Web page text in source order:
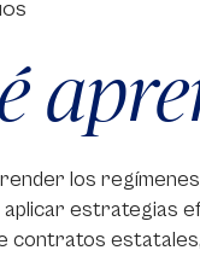
los
estrategias
contratos